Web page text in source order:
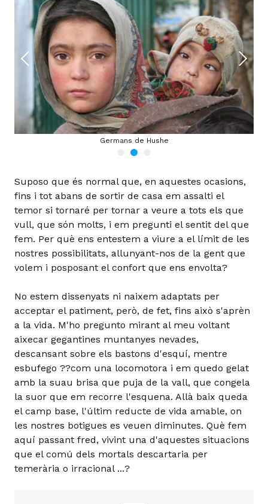
Germans de Hushe
Suposo que és normal que, en aquestes ocasions,
fins i tot abans de sortir de casa em assalti el
temor si tornaré per tornar a veure a tots els que
vull, que són molts, i em pregunti el sentit del que
fem. Per què ens entestem a viure a el límit de les
nostres possibilitats, allunyant-nos de la gent que
volem i posposant el confort que ens envolta?
No estem dissenyats ni naixem adaptats per
acceptar el patiment, però, de fet, fins això s'aprèn
a la vida. M'ho pregunto mirant al meu voltant
aixecar gegantines muntanyes nevades,
descansant sobre els bastons d'esquí, mentre
esbufego ??com una locomotora i em quedo gelat
amb la suau brisa que puja de la vall, que congela
la suor que em recorre l'esquena. Allà baix queda
el camp base, l'últim reducte de vida amable, on
les nostres botigues es veuen diminutes. Què fem
aquí passant fred, vivint una d'aquestes situacions
que el comú dels mortals descartaria per
temerària o irracional ...?